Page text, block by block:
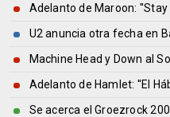
Adelanto de Maroon: ''Stay
U2 anuncia otra fecha en
Machine Head y Down al
Adelanto de Hamlet: ''El
Se acerca el Groezrock